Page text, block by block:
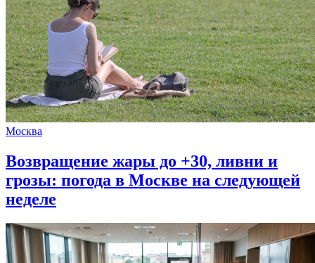
Москва
Возвращение жары до +30, ливни и
грозы: погода в Москве на следующей
неделе